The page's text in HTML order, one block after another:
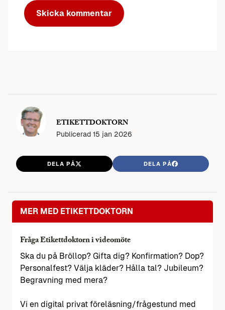
ETIKETTDOKTORN
Publicerad 15 jan 2026
DELA PÅ DELA PÅ
MER MED ETIKETTDOKTORN
Fråga Etikettdoktorn i videomöte
Ska du på Bröllop? Gifta dig? Konfirmation? Dop?
Personalfest? Välja kläder? Hålla tal? Jubileum?
Begravning med mera?
Vi en digital privat föreläsning/frågestund med